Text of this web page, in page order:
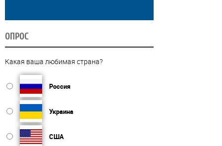
ОПРОС
Какая ваша любимая страна?
Россия
Украина
США